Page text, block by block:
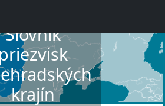
Slovník
priezvisk
krajín